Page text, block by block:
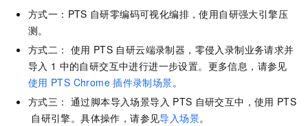
方式一：PTS 自研零编码可视化编排，使用自研强大引擎压
测。
方式二： 使用 PTS 自研云端录制器，零侵入录制业务请求并
导入 1 中的自研交互中进行进一步设置。更多信息，请参见
使用 PTS Chrome 插件录制场景。
方式三： 通过脚本导入场景导入 PTS 自研交互中，使用 PTS
自研引擎。具体操作，请参见导入场景。